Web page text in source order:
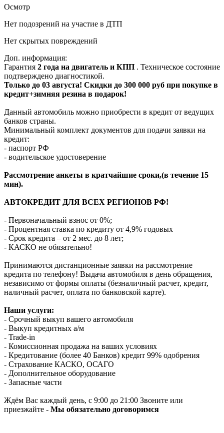
Осмотр
Нет подозрений на участие в ДТП
Нет скрытых повреждений
Доп. информация:
Гарантия 2 года на двигатель и КПП . Техническое состояние
подтверждено диагностикой.
Только до 03 августа! Скидки до 300 000 руб при покупке в
кредит+зимняя резина в подарок!
Данный автомобиль можно приобрести в кредит от ведущих
банков страны.
Минимальный комплект документов для подачи заявки на
кредит:
- паспорт РФ
- водительское удостоверение
Рассмотрение анкеты в кратчайшие сроки,(в течение 15
мин).
АВТОКРЕДИТ ДЛЯ ВСЕХ РЕГИОНОВ РФ!
- Первоначальный взнос от 0%;
- Процентная ставка по кредиту от 4,9% годовых
- Срок кредита – от 2 мес. до 8 лет;
- КАСКО не обязательно!
Принимаются дистанционные заявки на рассмотрение
кредита по телефону! Выдача автомобиля в день обращения,
независимо от формы оплаты (безналичный расчет, кредит,
наличный расчет, оплата по банковской карте).
Наши услуги:
- Срочный выкуп вашего автомобиля
- Выкуп кредитных а/м
- Trade-in
- Комиссионная продажа на ваших условиях
- Кредитование (более 40 Банков) кредит 99% одобрения
- Страхование КАСКО, ОСАГО
- Дополнительное оборудование
- Запасные части
Ждём Вас каждый день, с 9:00 до 21:00 Звоните или
приезжайте - Мы обязательно договоримся